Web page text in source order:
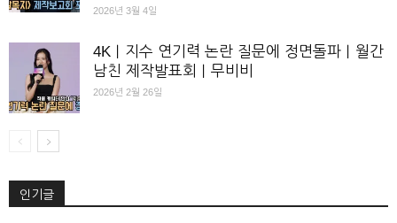
2026년 3월 4일
4K｜지수 연기력 논란 질문에 정면돌파｜월간
남친 제작발표회｜무비비
2026년 2월 26일
인기글